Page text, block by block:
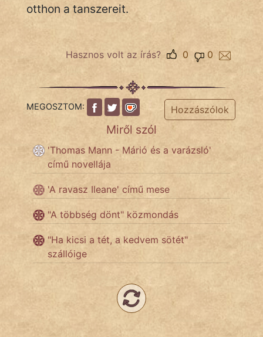
NapHold
szegény legény
otthon a tanszereit.
Hasznos volt az írás? 0
0
MEGOSZTOM: Hozzászólok
Miről szól
'Thomas Mann - Márió és a varázsló'
című novellája
'A ravasz Ileane' című mese
"A többség dönt" közmondás
"Ha kicsi a tét, a kedvem sötét"
szállóige